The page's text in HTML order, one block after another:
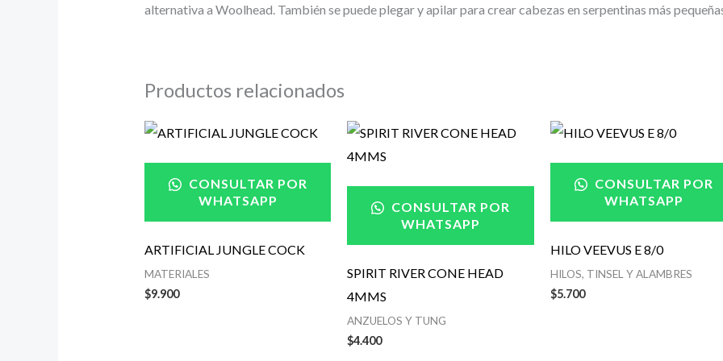
alternativa a Woolhead. También se puede plegar y apilar para crear cabezas en serpentinas más
Productos relacionados
CONSULTAR POR
WHATSAPP
ARTIFICIAL JUNGLE COCK
MATERIALES
$9.900
CONSULTAR POR
WHATSAPP
SPIRIT RIVER CONE HEAD
4MMS
ANZUELOS Y TUNG
$4.400
CONSULTAR POR
WHATSAPP
HILO VEEVUS E 8/0
HILOS, TINSEL Y ALAMBRES
$5.700